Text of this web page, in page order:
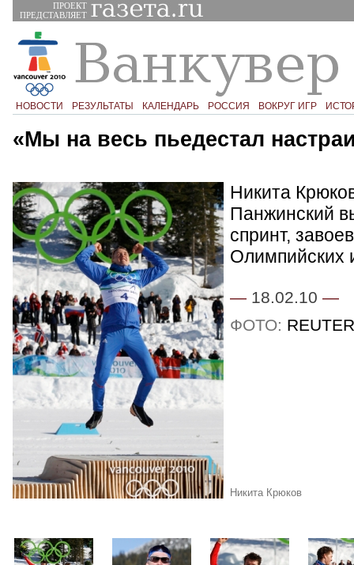
ПРОЕКТ
ПРЕДСТАВЛЯЕТ
НОВОСТИ РЕЗУЛЬТАТЫ КАЛЕНДАРЬ РОССИЯ ВОКРУГ ИГР
«Мы на весь пьедестал
Никита
Панжинский
спринт,
Олимпийских
— 18.02.10 —
ФОТО:
Никита Крюков